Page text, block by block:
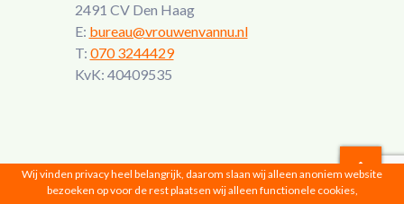
2491 CV Den Haag
E: bureau@vrouwenvannu.nl
T: 070 3244429
KvK: 40409535
Vrouwen van Nu © 2026 |Privacyverklaring
Wij vinden privacy heel belangrijk, daarom slaan wij alleen anoniem website
bezoeken op voor de rest plaatsen wij alleen functionele cookies,